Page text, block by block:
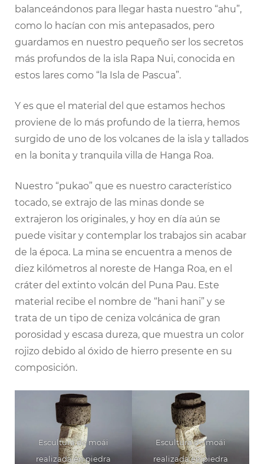
balanceándonos para llegar hasta nuestro “ahu”,
como lo hacían con mis antepasados, pero
guardamos en nuestro pequeño ser los secretos
más profundos de la isla Rapa Nui, conocida en
estos lares como “la Isla de Pascua”.
Y es que el material del que estamos hechos
proviene de lo más profundo de la tierra, hemos
surgido de uno de los volcanes de la isla y tallados
en la bonita y tranquila villa de Hanga Roa.
Nuestro “pukao” que es nuestro característico
tocado, se extrajo de las minas donde se
extrajeron los originales, y hoy en día aún se
puede visitar y contemplar los trabajos sin acabar
de la época. La mina se encuentra a menos de
diez kilómetros al noreste de Hanga Roa, en el
cráter del extinto volcán del Puna Pau. Este
material recibe el nombre de “hani hani” y se
trata de un tipo de ceniza volcánica de gran
porosidad y escasa dureza, que muestra un color
rojizo debido al óxido de hierro presente en su
composición.
Escultura de moái
realizada en piedra
Escultura de moái
realizada en piedra